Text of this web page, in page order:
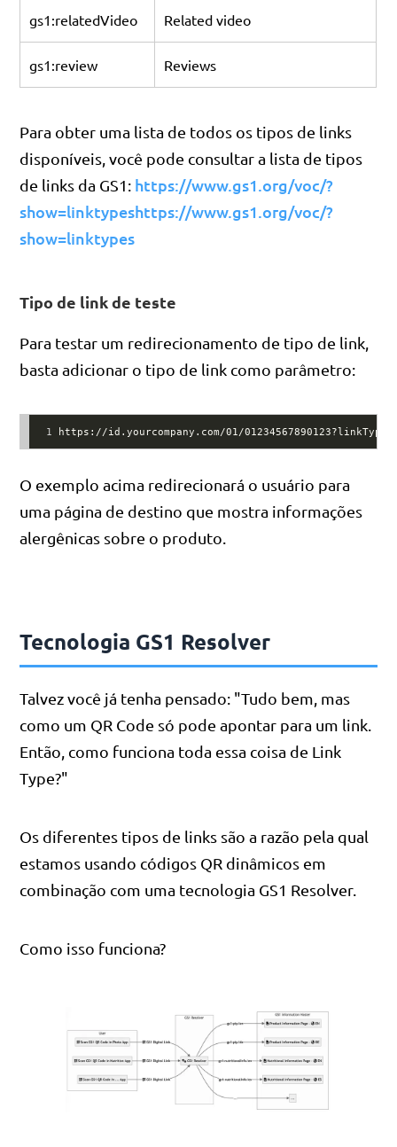
gs1:relatedVideo Related video
gs1:review Reviews
Para obter uma lista de todos os tipos de links
disponíveis, você pode consultar a lista de tipos
de links da GS1: https://www.gs1.org/voc/?
show=linktypeshttps://www.gs1.org/voc/?
show=linktypes
Tipo de link de teste
Para testar um redirecionamento de tipo de link,
basta adicionar o tipo de link como parâmetro:
1 https://id.yourcompany.com/01/
O exemplo acima redirecionará o usuário para
uma página de destino que mostra informações
alergênicas sobre o produto.
Tecnologia GS1 Resolver
Talvez você já tenha pensado: "Tudo bem, mas
como um QR Code só pode apontar para um link.
Então, como funciona toda essa coisa de Link
Type?"
Os diferentes tipos de links são a razão pela qual
estamos usando códigos QR dinâmicos em
combinação com uma tecnologia GS1 Resolver.
Como isso funciona?